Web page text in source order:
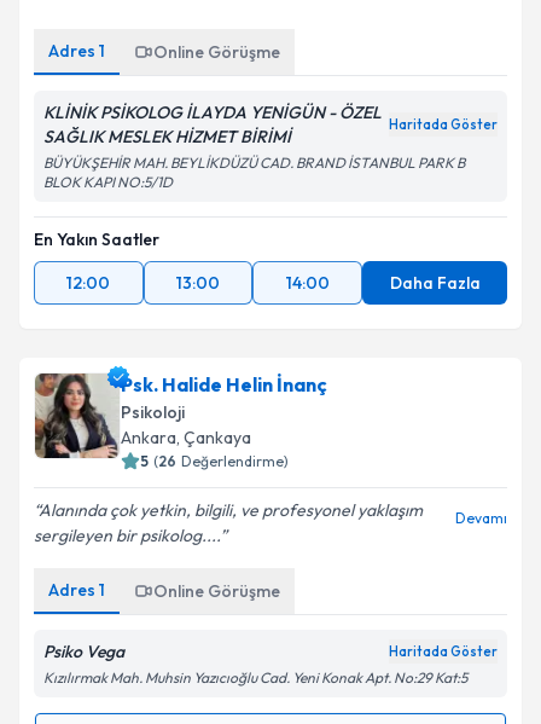
Adres 1 Online Görüşme
KLİNİK PSİKOLOG İLAYDA YENİGÜN - ÖZEL
SAĞLIK MESLEK HİZMET BİRİMİ
Haritada Göster
BÜYÜKŞEHİR MAH. BEYLİKDÜZÜ CAD. BRAND İSTANBUL PARK B
BLOK KAPI NO:5/1D
En Yakın Saatler
12:00
13:00 14:00 Daha Fazla
Psk. Halide Helin İnanç
Psikoloji
Ankara, Çankaya
5 (26 Değerlendirme)
Alanında çok yetkin, bilgili, ve profesyonel yaklaşım
sergileyen bir psikolog....
Devamı
Adres 1 Online Görüşme
Psiko Vega Haritada Göster
Kızılırmak Mah. Muhsin Yazıcıoğlu Cad. Yeni Konak Apt. No:29 Kat:5